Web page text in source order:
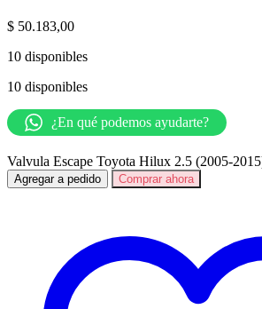
$ 50.183,00
10 disponibles
10 disponibles
¿En qué podemos ayudarte?
Valvula Escape Toyota Hilux 2.5 (2005-
Agregar a pedido Comprar ahora